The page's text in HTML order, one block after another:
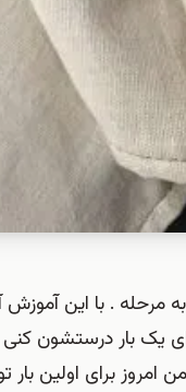
به مرحله . با این
یک بار درستشون
من امروز برای